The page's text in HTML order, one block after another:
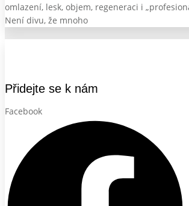
omlazení, lesk, objem, regeneraci i
Není divu, že mnoho
Přidejte se k nám
Facebook